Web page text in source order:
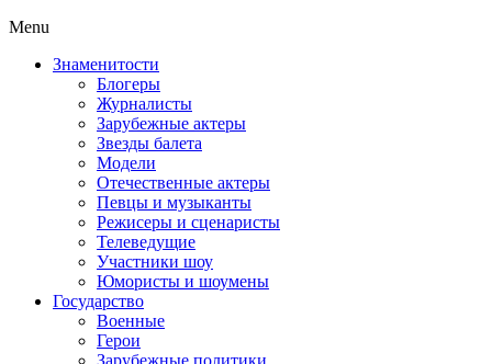
Menu
Знаменитости
Блогеры
Журналисты
Зарубежные актеры
Звезды балета
Модели
Отечественные актеры
Певцы и музыканты
Режисеры и сценаристы
Телеведущие
Участники шоу
Юмористы и шоумены
Государство
Военные
Герои
Зарубежные политики